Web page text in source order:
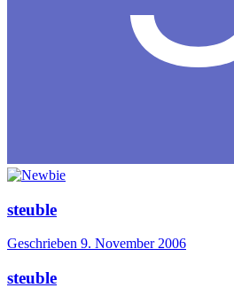
steuble
Geschrieben 9. November 2006
steuble